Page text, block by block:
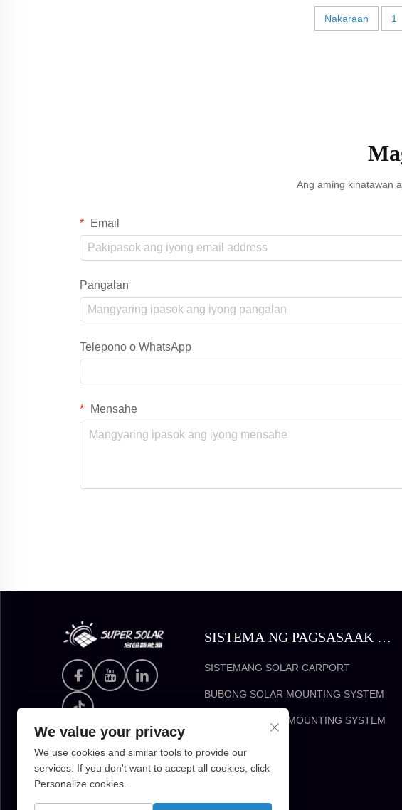
Nakaraan 1
Ang aming kinatawan
Email
Pangalan
Telepono o WhatsApp
Mensahe
SISTEMA NG PAGSASAAK SA
SISTEMANG SOLAR CARPORT
BUBONG SOLAR MOUNTING SYSTEM
GROUND SOLAR MOUNTING SYSTEM
We value your privacy
We use cookies and similar tools to provide our
services. If you don't want to accept all cookies, click
Personalize cookies.